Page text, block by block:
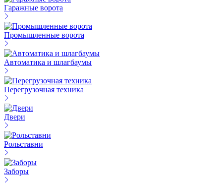
Гаражные ворота
Промышленные ворота
Автоматика и шлагбаумы
Перегрузочная техника
Двери
Рольставни
Заборы